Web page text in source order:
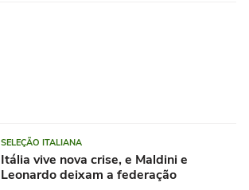
SELEÇÃO ITALIANA
Itália vive nova crise, e Maldini e
Leonardo deixam a federação